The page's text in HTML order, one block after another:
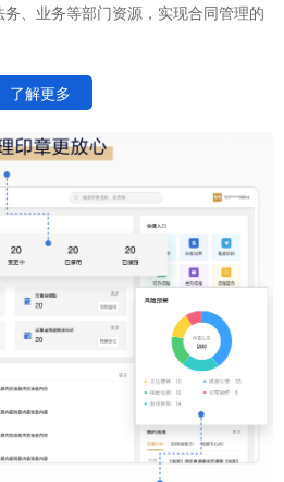
、业务等部门资源，实现合同管理的
了解更多